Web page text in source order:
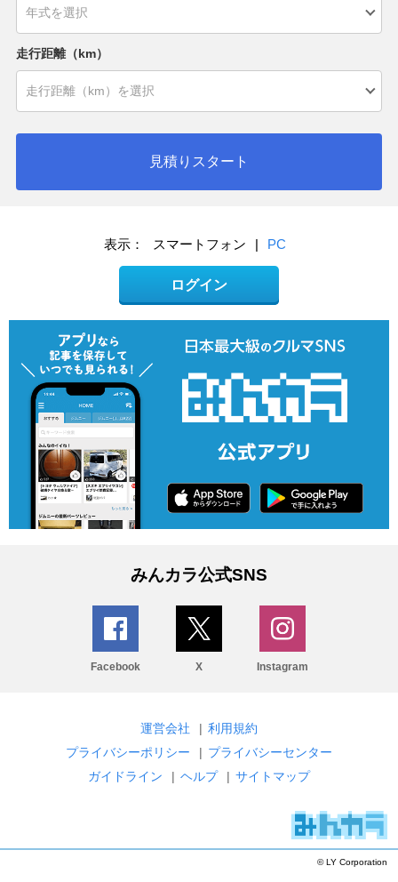
走行距離（km）
見積りスタート
表示： スマートフォン | PC
ログイン
みんカラ公式SNS
Facebook X Instagram
運営会社 | 利用規約
プライバシーポリシー
| プライバシーセンター
ガイドライン
| ヘルプ | サイトマップ
© LY Corporation